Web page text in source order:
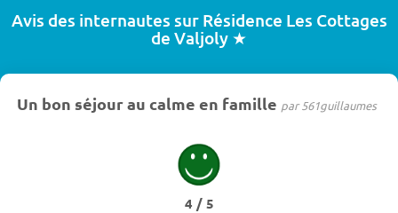
Avis des internautes sur Résidence Les Cottages
de Valjoly ★
Un bon séjour au calme en famille par 561guillaumes
4 / 5